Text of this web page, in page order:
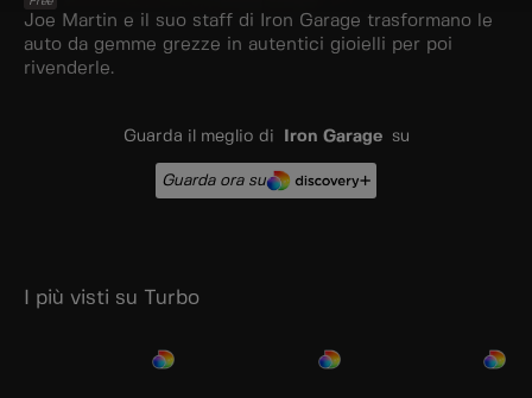
Joe Martin e il suo staff di Iron Garage trasformano le
auto da gemme grezze in autentici gioielli per poi
rivenderle.
Guarda il meglio di Iron Garagesu
Guarda ora su
I più visti su Turbo